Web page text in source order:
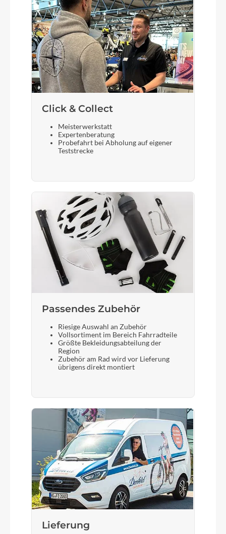
Scheinwerfer
ACID Front Light PRO-E 60 X-Connect, 12V, DC
Akku
Bosch PowerTube 800
Laufradgröße
28 Zoll
Schalthebel
Shimano Cues SL-U6000, Rapidfire-Plus
Bremshebel
Shimano
ACROS AZF-1035, ICR (Integrated Cable
Routing), Top Zero-Stack 1 1/2" (ZS 56mm),
Bottom Zero-Stack 1 1/2" (ZS 56mm), HIC
Gabel
SR Suntour NX1-32 LO Air, Tapered, 15x110mm,
100mm
Display
Bosch Purion 200 with Integrated Display
Click & Collect
Meisterwerkstatt
Expertenberatung
Probefahrt bei Abholung auf eigener
Teststrecke
Passendes Zubehör
Riesige Auswahl an Zubehör
Vollsortiment im Bereich Fahrradteile
Größte Bekleidungsabteilung der
Region
Zubehör am Rad wird vor Lieferung
übrigens direkt montiert
Lieferung